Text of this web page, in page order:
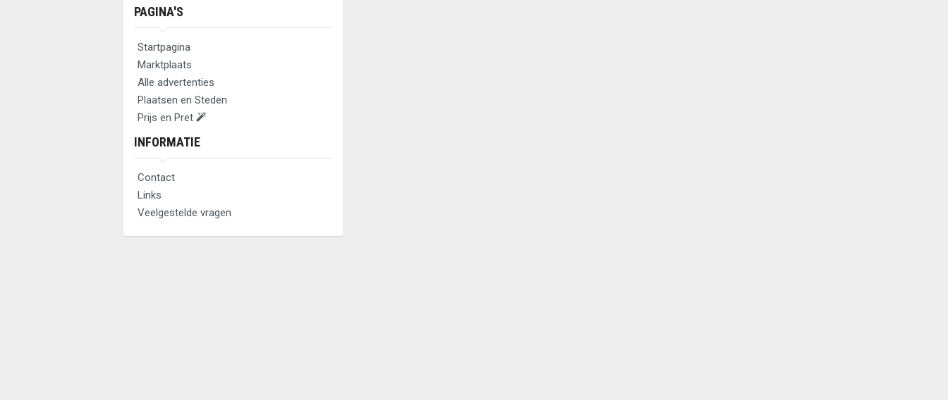
PAGINA'S
Startpagina
Marktplaats
Alle advertenties
Plaatsen en Steden
Prijs en Pret
INFORMATIE
Contact
Links
Veelgestelde vragen